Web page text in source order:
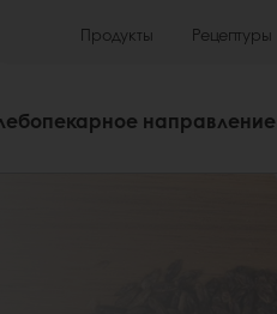
Продукты Рецептуры
направление